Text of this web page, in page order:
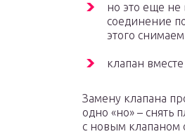
но это еще не
соединение
этого
клапан
Замену клапана
одно «но» – снять
с новым клапаном